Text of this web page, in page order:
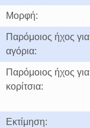
Μορφή:
Παρόμοιος ήχος για
αγόρια:
Παρόμοιος ήχος για
κορίτσια:
Εκτίμηση: